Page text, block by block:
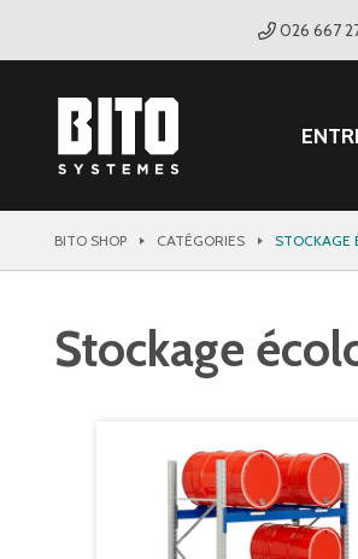
026 667
BITO SHOP CATÉGORIES STOCKAGE
Stockage